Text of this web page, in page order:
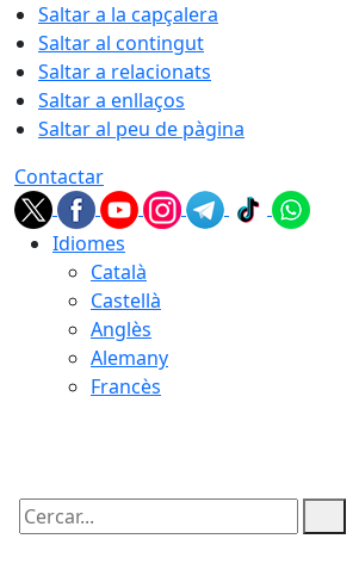
Saltar a la capçalera
Saltar al contingut
Saltar a relacionats
Saltar a enllaços
Saltar al peu de pàgina
Contactar
Idiomes
Català
Castellà
Anglès
Alemany
Francès
Cercar: